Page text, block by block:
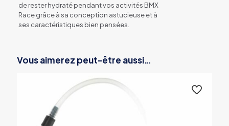
de rester hydraté pendant vos activités BMX
Race grâce à sa conception astucieuse et à
ses caractéristiques bien pensées.
Vous aimerez peut-être aussi…